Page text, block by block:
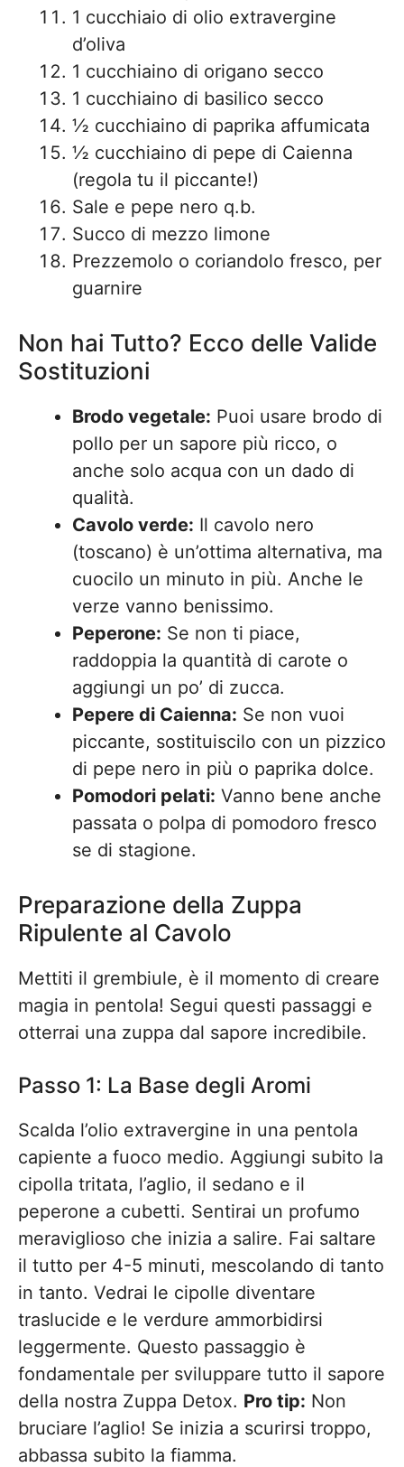
1 cucchiaio di olio extravergine
d’oliva
1 cucchiaino di origano secco
1 cucchiaino di basilico secco
½ cucchiaino di paprika affumicata
½ cucchiaino di pepe di Caienna
(regola tu il piccante!)
Sale e pepe nero q.b.
Succo di mezzo limone
Prezzemolo o coriandolo fresco, per
guarnire
Non hai Tutto? Ecco delle Valide
Sostituzioni
Brodo vegetale: Puoi usare brodo di
pollo per un sapore più ricco, o
anche solo acqua con un dado di
qualità.
Cavolo verde: Il cavolo nero
(toscano) è un’ottima alternativa, ma
cuocilo un minuto in più. Anche le
verze vanno benissimo.
Peperone: Se non ti piace,
raddoppia la quantità di carote o
aggiungi un po’ di zucca.
Pepere di Caienna: Se non vuoi
piccante, sostituiscilo con un pizzico
di pepe nero in più o paprika dolce.
Pomodori pelati: Vanno bene anche
passata o polpa di pomodoro fresco
se di stagione.
Preparazione della Zuppa
Ripulente al Cavolo
Mettiti il grembiule, è il momento di creare
magia in pentola! Segui questi passaggi e
otterrai una zuppa dal sapore incredibile.
Passo 1: La Base degli Aromi
Scalda l’olio extravergine in una pentola
capiente a fuoco medio. Aggiungi subito la
cipolla tritata, l’aglio, il sedano e il
peperone a cubetti. Sentirai un profumo
meraviglioso che inizia a salire. Fai saltare
il tutto per 4-5 minuti, mescolando di tanto
in tanto. Vedrai le cipolle diventare
traslucide e le verdure ammorbidirsi
leggermente. Questo passaggio è
fondamentale per sviluppare tutto il sapore
della nostra Zuppa Detox. Pro tip: Non
bruciare l’aglio! Se inizia a scurirsi troppo,
abbassa subito la fiamma.